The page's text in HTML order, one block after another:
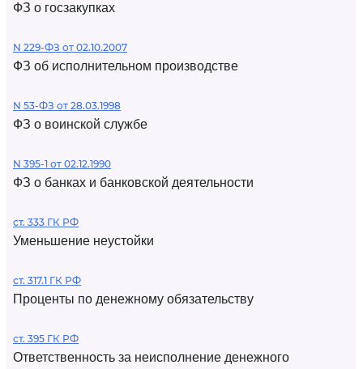
ФЗ о госзакупках
N 229-ФЗ от 02.10.2007
ФЗ об исполнительном производстве
N 53-ФЗ от 28.03.1998
ФЗ о воинской службе
N 395-1 от 02.12.1990
ФЗ о банках и банковской деятельности
ст. 333 ГК РФ
Уменьшение неустойки
ст. 317.1 ГК РФ
Проценты по денежному обязательству
ст. 395 ГК РФ
Ответственность за неисполнение денежного